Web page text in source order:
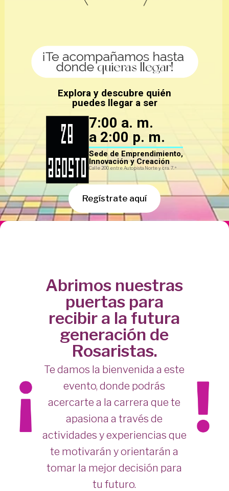
Explora y descubre quién
puedes llegar a ser
7:00 a. m.
a 2:00 p. m.
Sede de Emprendimiento,
Innovación y Creación
Calle 200 entre Autopista Norte y cra. 7.ª
Regístrate aquí
Abrimos nuestras
puertas para
recibir a la futura
generación de
Rosaristas.
Te damos la bienvenida a este
evento, donde podrás
acercarte a la carrera que te
apasiona a través de
actividades y experiencias que
te motivarán y orientarán a
tomar la mejor decisión para
tu futuro.